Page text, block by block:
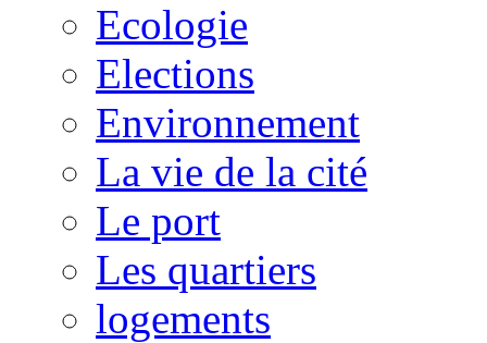
Ecologie
Elections
Environnement
La vie de la cité
Le port
Les quartiers
logements